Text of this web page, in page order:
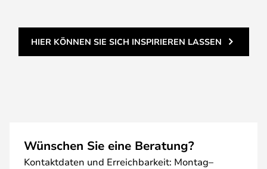
HIER KÖNNEN SIE SICH INSPIRIEREN LASSEN
Wünschen Sie eine Beratung?
Kontaktdaten und Erreichbarkeit: Montag–